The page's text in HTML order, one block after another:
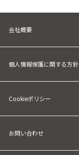
会社概要
個人情報保護に関する方針
Cookieポリシー
お問い合わせ